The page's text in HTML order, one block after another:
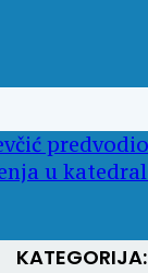
KATEGORIJA: